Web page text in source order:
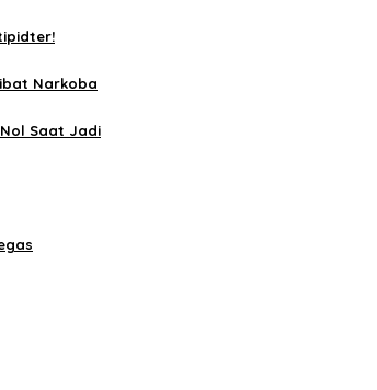
Narkoba
Saat Jadi